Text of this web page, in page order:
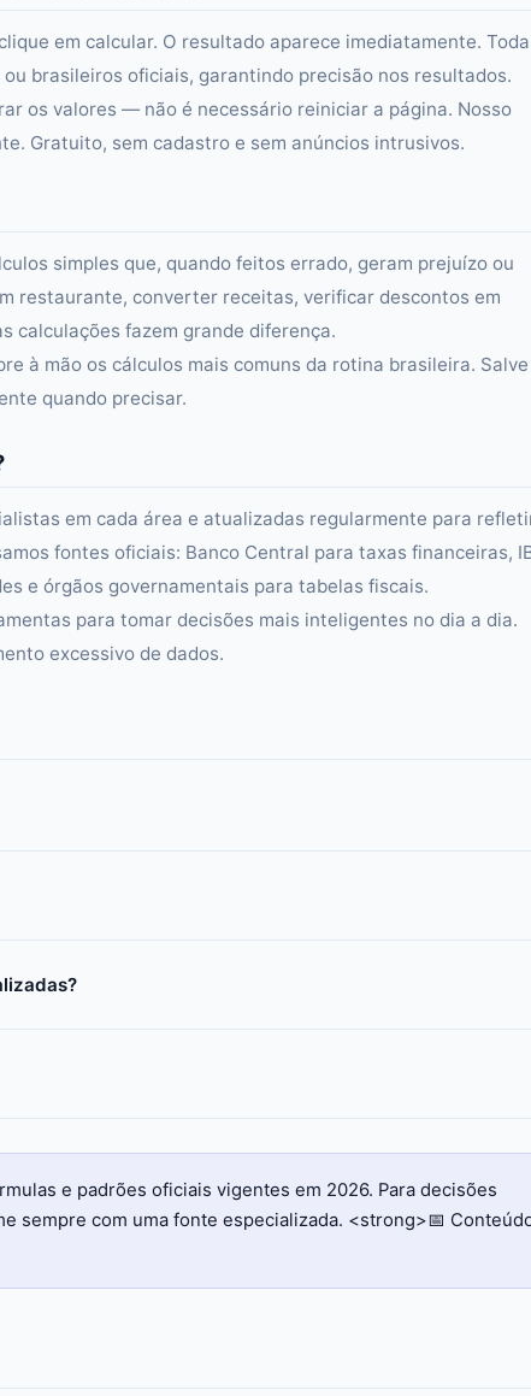
em calcular. O resultado aparece imediatamente.
brasileiros oficiais, garantindo precisão nos resultados.
os valores — não é necessário reiniciar a página. Nosso
Gratuito, sem cadastro e sem anúncios intrusivos.
simples que, quando feitos errado, geram prejuízo ou
restaurante, converter receitas, verificar descontos em
calculações fazem grande diferença.
à mão os cálculos mais comuns da rotina brasileira.
quando precisar.
em cada área e atualizadas regularmente para
fontes oficiais: Banco Central para taxas financeiras,
e órgãos governamentais para tabelas fiscais.
para tomar decisões mais inteligentes no dia a dia.
excessivo de dados.
e padrões oficiais vigentes em 2026. Para decisões
sempre com uma fonte especializada. <strong>📅